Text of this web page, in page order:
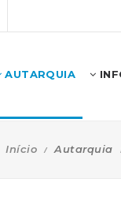
AUTARQUIA
Início Autarquia